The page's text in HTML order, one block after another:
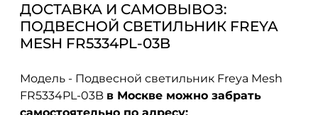
ДОСТАВКА И САМОВЫВОЗ:
ПОДВЕСНОЙ СВЕТИЛЬНИК FREYA
MESH FR5334PL-03B
Модель - Подвесной светильник Freya Mesh
FR5334PL-03B в Москве можно забрать